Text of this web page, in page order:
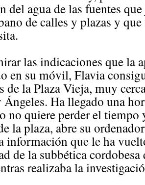
del agua de las fuentes
de calles y plazas y
las indicaciones que la
en su móvil, Flavia
de la Plaza Vieja, muy
Ha llegado una
no quiere perder el tiempo
la plaza, abre su
información que le ha
de la subbética
realizaba la